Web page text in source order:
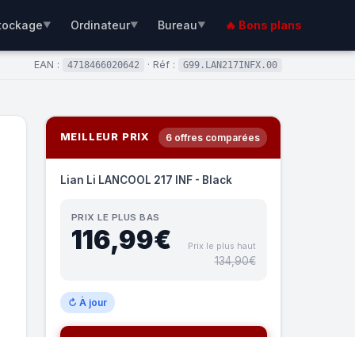
▼ Ordinateur▼ Bureau▼ 🔥 Bons plans
EAN : 4718466020642 · Réf : G99.LAN217INFX.00
MEILLEUR PRIX 6 offres comparées
Lian Li LANCOOL 217 INF - Black
PRIX LE PLUS BAS
116,99€ Prix le plus haut
134,90€
↻ À jour